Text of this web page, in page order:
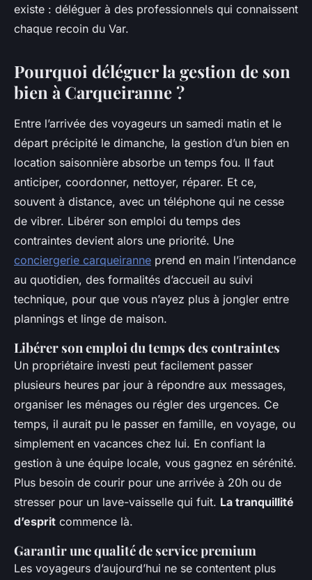
existe : déléguer à des professionnels qui connaissent
chaque recoin du Var.
Pourquoi déléguer la gestion de son
bien à Carqueiranne ?
Entre l’arrivée des voyageurs un samedi matin et le
départ précipité le dimanche, la gestion d’un bien en
location saisonnière absorbe un temps fou. Il faut
anticiper, coordonner, nettoyer, réparer. Et ce,
souvent à distance, avec un téléphone qui ne cesse
de vibrer. Libérer son emploi du temps des
contraintes devient alors une priorité. Une
conciergerie carqueiranne prend en main l’intendance
au quotidien, des formalités d’accueil au suivi
technique, pour que vous n’ayez plus à jongler entre
plannings et linge de maison.
Libérer son emploi du temps des contraintes
Un propriétaire investi peut facilement passer
plusieurs heures par jour à répondre aux messages,
organiser les ménages ou régler des urgences. Ce
temps, il aurait pu le passer en famille, en voyage, ou
simplement en vacances chez lui. En confiant la
gestion à une équipe locale, vous gagnez en sérénité.
Plus besoin de courir pour une arrivée à 20h ou de
stresser pour un lave-vaisselle qui fuit. La tranquillité
d’esprit commence là.
Garantir une qualité de service premium
Les voyageurs d’aujourd’hui ne se contentent plus